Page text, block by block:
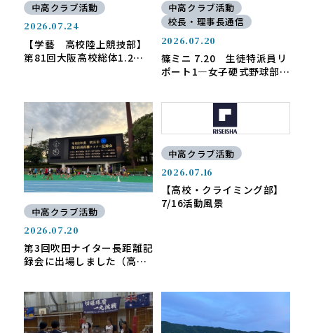
中高クラブ活動
2026.07.24
【学藝 高校陸上競技部】
第81回大阪高校総体1.2地
中高クラブ活動
校長・理事長通信
2026.07.20
篠ミニ 7.20 生徒特派員リ
ポート1―女子硬式野球部
中高クラブ活動
2026.07.20
第3回吹田ナイター長距離記
録会に出場しました（高校
中高クラブ活動
2026.07.16
【高校・クライミング部】
7/16活動風景